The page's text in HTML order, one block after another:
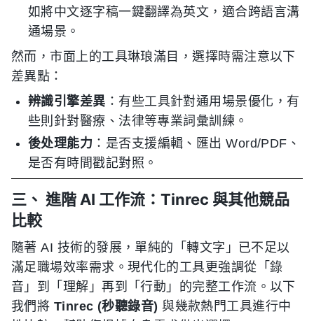
如將中文逐字稿一鍵翻譯為英文，適合跨語言溝
通場景。
然而，市面上的工具琳琅滿目，選擇時需注意以下
差異點：
辨識引擎差異 ：有些工具針對通用場景優化，有
些則針對醫療、法律等專業詞彙訓練。
後处理能力 ：是否支援編輯、匯出 Word/PDF、
是否有時間戳記對照。
三、 進階 AI 工作流：Tinrec 與其他競品
比較
隨著 AI 技術的發展，單純的「轉文字」已不足以
滿足職場效率需求。現代化的工具更強調從「錄
音」到「理解」再到「行動」的完整工作流。以下
我們將 Tinrec (秒聽錄音) 與幾款熱門工具進行中